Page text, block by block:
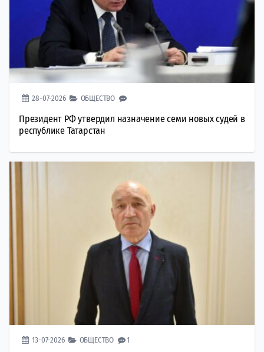
28-07-2026 ОБЩЕСТВО
Президент РФ утвердил назначение семи новых судей в
республике Татарстан
13-07-2026 ОБЩЕСТВО 1